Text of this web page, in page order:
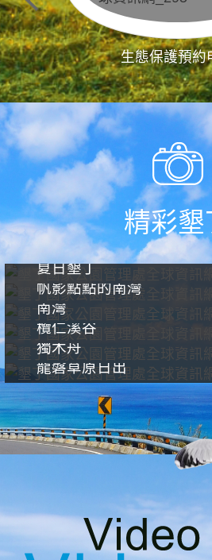
生態保護預約
精彩墾
夏日墾丁
帆影點點的南灣
南灣
欖仁溪谷
獨木舟
龍磐草原日出